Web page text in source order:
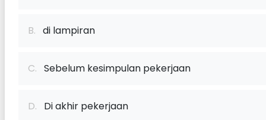
B. di lampiran
C. Sebelum kesimpulan pekerjaan
D. Di akhir pekerjaan